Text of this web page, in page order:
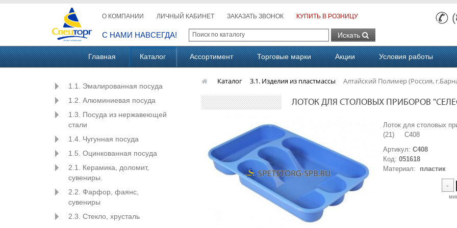
О КОМПАНИИ ЛИЧНЫЙ КАБИНЕТ ЗАКАЗАТЬ ЗВОНОК КУПИТЬ В РОЗНИЦУ
С НАМИ НАВСЕГДА! Искать
Главная Каталог Ассортимент Торговые марки Акции Условия работы
1.1. Эмалированная посуда
1.2. Алюминиевая посуда
1.3. Посуда из нержавеющей
стали
1.4. Чугунная посуда
1.5. Оцинкованная посуда
2.1. Керамика, доломит,
сувениры.
2.2. Фарфор, фаянс,
сувениры
2.3. Стекло, хрусталь
Каталог 3.1. Изделия из пластмассы Алтайский Полимер (Россия,
ЛОТОК ДЛЯ СТОЛОВЫХ ПРИБОРОВ
Лоток для столовых
(21) С408
Артикул:С408
Код:051618
Материал:
пластик
-